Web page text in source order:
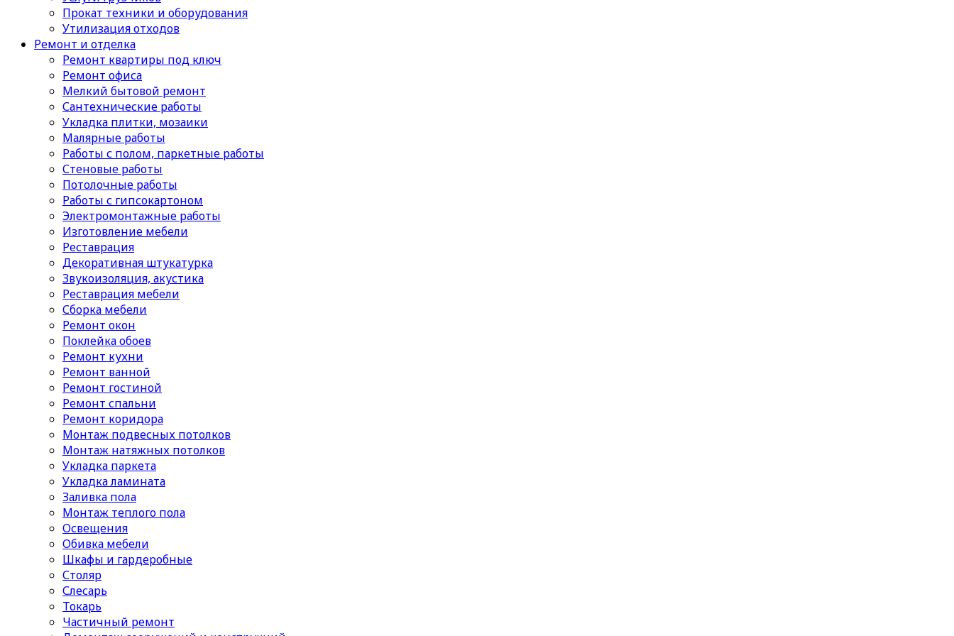
Прокат техники и оборудования
Утилизация отходов
Ремонт и отделка
Ремонт квартиры под ключ
Ремонт офиса
Мелкий бытовой ремонт
Сантехнические работы
Укладка плитки, мозаики
Малярные работы
Работы с полом, паркетные работы
Стеновые работы
Потолочные работы
Работы с гипсокартоном
Электромонтажные работы
Изготовление мебели
Реставрация
Декоративная штукатурка
Звукоизоляция, акустика
Реставрация мебели
Сборка мебели
Ремонт окон
Поклейка обоев
Ремонт кухни
Ремонт ванной
Ремонт гостиной
Ремонт спальни
Ремонт коридора
Монтаж подвесных потолков
Монтаж натяжных потолков
Укладка паркета
Укладка ламината
Заливка пола
Монтаж теплого пола
Освещения
Обивка мебели
Шкафы и гардеробные
Столяр
Слесарь
Токарь
Частичный ремонт